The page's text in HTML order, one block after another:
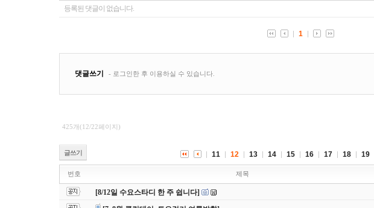
425개(12/22페이지)
글쓰기 11 12 13 14 15 16 17 18 19
번호 제목
[8/12일 수요스타디 한 주 쉽니다]